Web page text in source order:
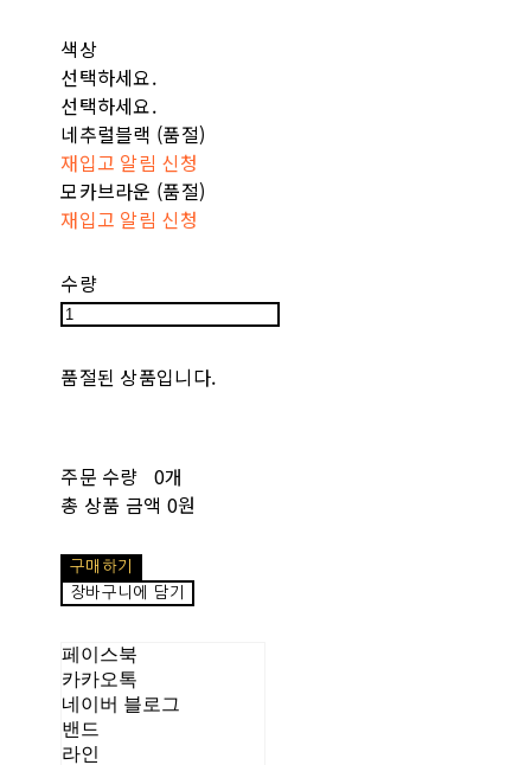
색상
선택하세요.
선택하세요.
네추럴블랙 (품절)
재입고 알림 신청
모카브라운 (품절)
재입고 알림 신청
수량
품절된 상품입니다.
주문 수량 0개
총 상품 금액 0원
구매하기
장바구니에 담기
페이스북
카카오톡
네이버 블로그
밴드
라인